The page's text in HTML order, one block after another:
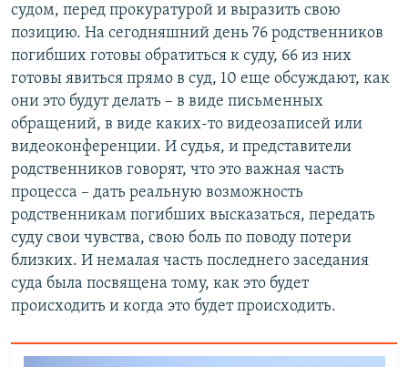
судом, перед прокуратурой и выразить свою
позицию. На сегодняшний день 76 родственников
погибших готовы обратиться к суду, 66 из них
готовы явиться прямо в суд, 10 еще обсуждают, как
они это будут делать – в виде письменных
обращений, в виде каких-то видеозаписей или
видеоконференции. И судья, и представители
родственников говорят, что это важная часть
процесса – дать реальную возможность
родственникам погибших высказаться, передать
суду свои чувства, свою боль по поводу потери
близких. И немалая часть последнего заседания
суда была посвящена тому, как это будет
происходить и когда это будет происходить.